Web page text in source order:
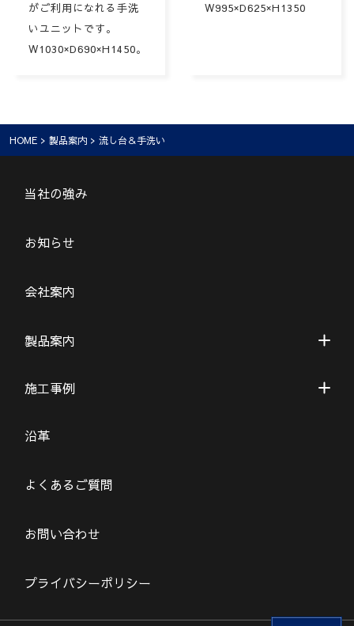
がご利用になれる手洗
いユニットです。
W1030×D690×H1450。
W995×D625×H1350
HOME > 製品案内 > 流し台＆手洗い
当社の強み
お知らせ
会社案内
製品案内
施工事例
沿革
よくあるご質問
お問い合わせ
プライバシーポリシー